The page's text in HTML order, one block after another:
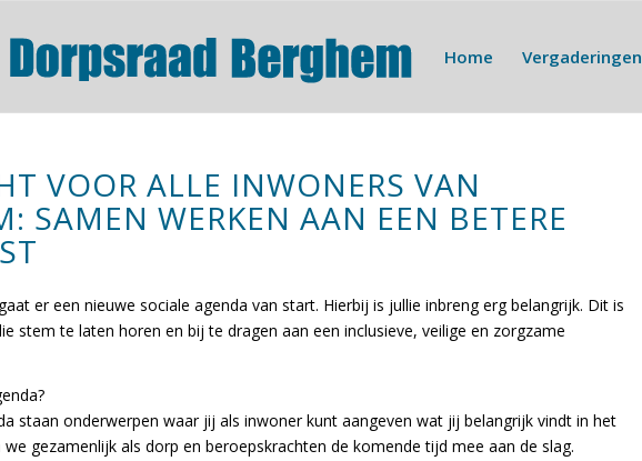
Home Vergaderingen
VOOR ALLE INWONERS VAN
SAMEN WERKEN AAN EEN BETERE
er een nieuwe sociale agenda van start. Hierbij is jullie inbreng erg belangrijk. Dit is
stem te laten horen en bij te dragen aan een inclusieve, veilige en zorgzame
staan onderwerpen waar jij als inwoner kunt aangeven wat jij belangrijk vindt in het
gezamenlijk als dorp en beroepskrachten de komende tijd mee aan de slag.